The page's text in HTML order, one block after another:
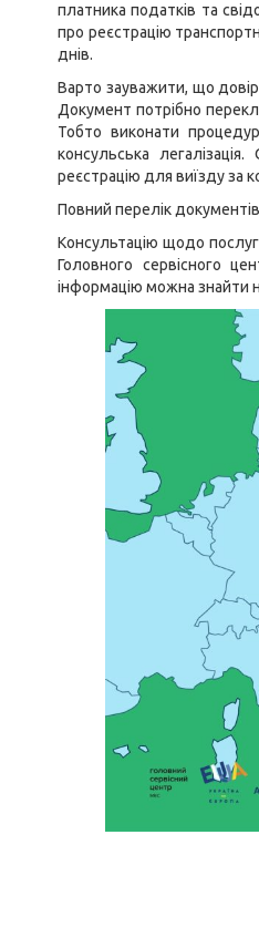
платника податків та
про реєстрацію
днів.
Варто зауважити, що
Документ потрібно
Тобто виконати
консульська
реєстрацію для виїзду за
Повний перелік
Консультацію щодо
Головного сервісного
інформацію можна знайти